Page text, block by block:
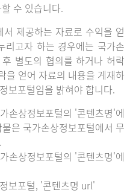
수 있습니다.
제공하는 자료로 수익을 얻
리고자 하는 경우에는 국가손
별도의 협의를 하거나 허락
을 얻어 자료의 내용을 게재하
보포털임을 밝혀야 합니다.
손상정보포털의 '콘텐츠명'에
은 국가손상정보포털에서 무
손상정보포털의 '콘텐츠명'에
보포털, '콘텐츠명 url'